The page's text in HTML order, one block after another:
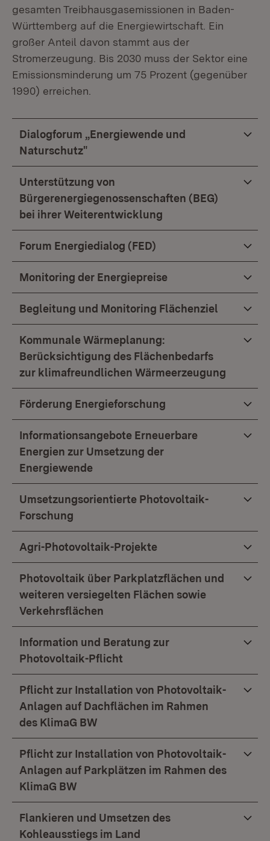
gesamten Treibhausgasemissionen in Baden-
Württemberg auf die Energiewirtschaft. Ein
großer Anteil davon stammt aus der
Stromerzeugung. Bis 2030 muss der Sektor eine
Emissionsminderung um 75 Prozent (gegenüber
1990) erreichen.
Dialogforum „Energiewende und
Naturschutz"
Unterstützung von
Bürgerenergiegenossenschaften (BEG)
bei ihrer Weiterentwicklung
Forum Energiedialog (FED)
Monitoring der Energiepreise
Begleitung und Monitoring Flächenziel
Kommunale Wärmeplanung:
Berücksichtigung des Flächenbedarfs
zur klimafreundlichen Wärmeerzeugung
Förderung Energieforschung
Informationsangebote Erneuerbare
Energien zur Umsetzung der
Energiewende
Umsetzungsorientierte Photovoltaik-
Forschung
Agri-Photovoltaik-Projekte
Photovoltaik über Parkplatzflächen und
weiteren versiegelten Flächen sowie
Verkehrsflächen
Information und Beratung zur
Photovoltaik-Pflicht
Pflicht zur Installation von Photovoltaik-
Anlagen auf Dachflächen im Rahmen
des KlimaG BW
Pflicht zur Installation von Photovoltaik-
Anlagen auf Parkplätzen im Rahmen des
KlimaG BW
Flankieren und Umsetzen des
Kohleausstiegs im Land